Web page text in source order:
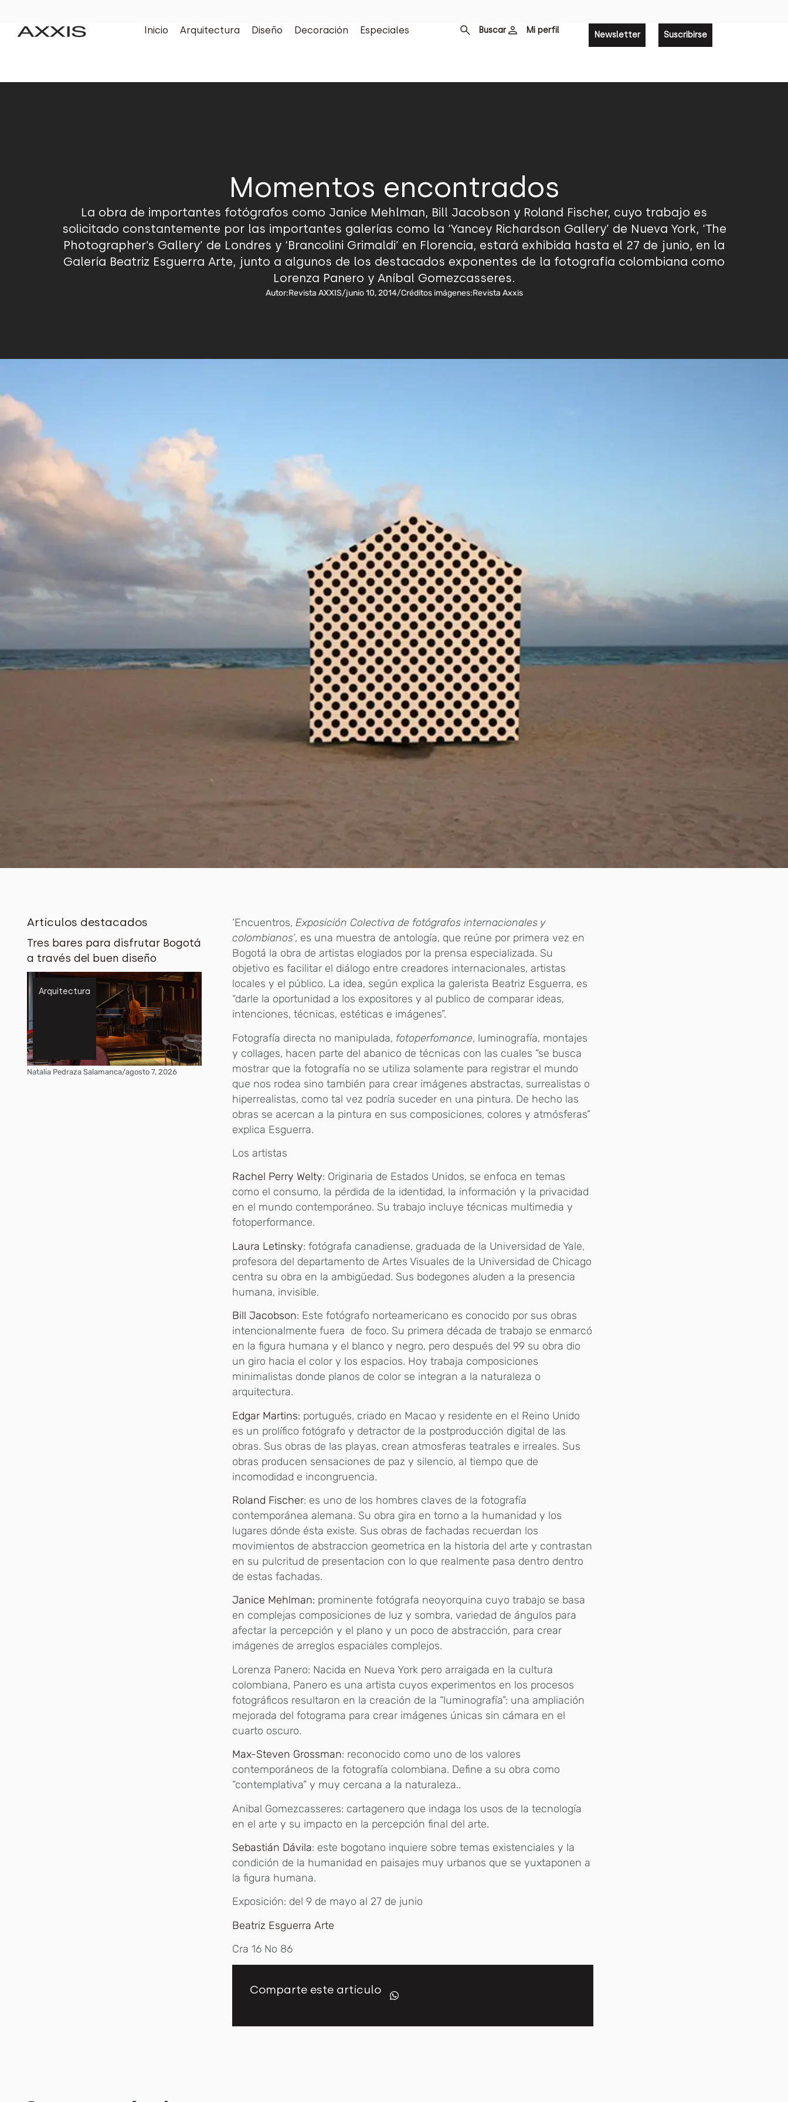
Inicio Arquitectura Diseño Decoración Especiales Buscar Mi perfil Newsletter Suscribirse
Momentos encontrados
La obra de importantes fotógrafos como Janice Mehlman, Bill Jacobson y Roland Fischer, cuyo trabajo es
solicitado constantemente por las importantes galerías como la ‘Yancey Richardson Gallery’ de Nueva York, ‘The
Photographer’s Gallery’ de Londres y ‘Brancolini Grimaldi’ en Florencia, estará exhibida hasta el 27 de junio, en la
Galería Beatriz Esguerra Arte, junto a algunos de los destacados exponentes de la fotografía colombiana como
Lorenza Panero y Aníbal Gomezcasseres.
Autor:Revista AXXIS/junio 10, 2014/Créditos imágenes:Revista Axxis
Artículos destacados
Tres bares para disfrutar Bogotá
a través del buen diseño
Arquitectura
Natalia Pedraza Salamanca/agosto 7, 2026
‘Encuentros,Exposición Colectiva de fotógrafos internacionales y
colombianos’, es una muestra de antología, que reúne por primera vez en
Bogotá la obra de artistas elogiados por la prensa especializada. Su
objetivo es facilitar el diálogo entre creadores internacionales, artistas
locales y el público. La idea, según explica la galerista Beatriz Esguerra, es
“darle la oportunidad a los expositores y al publico de comparar ideas,
intenciones, técnicas, estéticas e imágenes”.
Fotografía directa no manipulada, fotoperfomance, luminografía, montajes
y collages, hacen parte del abanico de técnicas con las cuales “se busca
mostrar que la fotografía no se utiliza solamente para registrar el mundo
que nos rodea sino también para crear imágenes abstractas, surrealistas o
hiperrealistas, como tal vez podría suceder en una pintura. De hecho las
obras se acercan a la pintura en sus composiciones, colores y atmósferas”
explica Esguerra.
Los artistas
Rachel Perry Welty: Originaria de Estados Unidos, se enfoca en temas
como el consumo, la pérdida de la identidad, la información y la privacidad
en el mundo contemporáneo. Su trabajo incluye técnicas multimedia y
fotoperformance.
Laura Letinsky: fotógrafa canadiense, graduada de la Universidad de Yale,
profesora del departamento de Artes Visuales de la Universidad de Chicago
centra su obra en la ambigüedad. Sus bodegones aluden a la presencia
humana, invisible.
Bill Jacobson: Este fotógrafo norteamericano es conocido por sus obras
intencionalmente fuera de foco. Su primera década de trabajo se enmarcó
en la figura humana y el blanco y negro, pero después del 99 su obra dio
un giro hacia el color y los espacios. Hoy trabaja composiciones
minimalistas donde planos de color se integran a la naturaleza o
arquitectura.
Edgar Martins: portugués, criado en Macao y residente en el Reino Unido
es un prolífico fotógrafo y detractor de la postproducción digital de las
obras. Sus obras de las playas, crean atmosferas teatrales e irreales. Sus
obras producen sensaciones de paz y silencio, al tiempo que de
incomodidad e incongruencia.
Roland Fischer: es uno de los hombres claves de la fotografía
contemporánea alemana. Su obra gira en torno a la humanidad y los
lugares dónde ésta existe. Sus obras de fachadas recuerdan los
movimientos de abstraccion geometrica en la historia del arte y contrastan
en su pulcritud de presentacion con lo que realmente pasa dentro dentro
de estas fachadas.
Janice Mehlman: prominente fotógrafa neoyorquina cuyo trabajo se basa
en complejas composiciones de luz y sombra, variedad de ángulos para
afectar la percepción y el plano y un poco de abstracción, para crear
imágenes de arreglos espaciales complejos.
Lorenza Panero: Nacida en Nueva York pero arraigada en la cultura
colombiana, Panero es una artista cuyos experimentos en los procesos
fotográficos resultaron en la creación de la “luminografía”: una ampliación
mejorada del fotograma para crear imágenes únicas sin cámara en el
cuarto oscuro.
Max-Steven Grossman: reconocido como uno de los valores
contemporáneos de la fotografía colombiana. Define a su obra como
“contemplativa” y muy cercana a la naturaleza..
Anibal Gomezcasseres: cartagenero que indaga los usos de la tecnología
en el arte y su impacto en la percepción final del arte.
Sebastián Dávila: este bogotano inquiere sobre temas existenciales y la
condición de la humanidad en paisajes muy urbanos que se yuxtaponen a
la figura humana.
Exposición: del 9 de mayo al 27 de junio
Beatriz Esguerra Arte
Cra 16 No 86
Comparte este artículo